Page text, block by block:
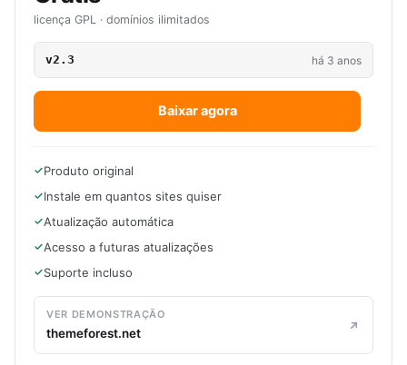
licença GPL · domínios ilimitados
v2.3 há 3 anos
Baixar agora
Produto original
Instale em quantos sites quiser
Atualização automática
Acesso a futuras atualizações
Suporte incluso
VER DEMONSTRAÇÃO
themeforest.net